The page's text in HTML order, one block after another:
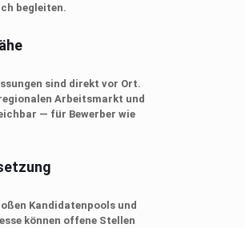
begleiten.
sind direkt vor Ort.
Arbeitsmarkt und
— für Bewerber wie
Kandidatenpools und
können offene Stellen